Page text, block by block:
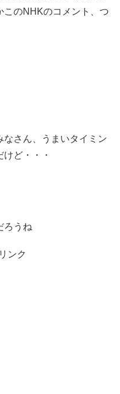
のNHKのコメント、つ
さん、うまいタイミン
ど・・・
ろうね
ンク